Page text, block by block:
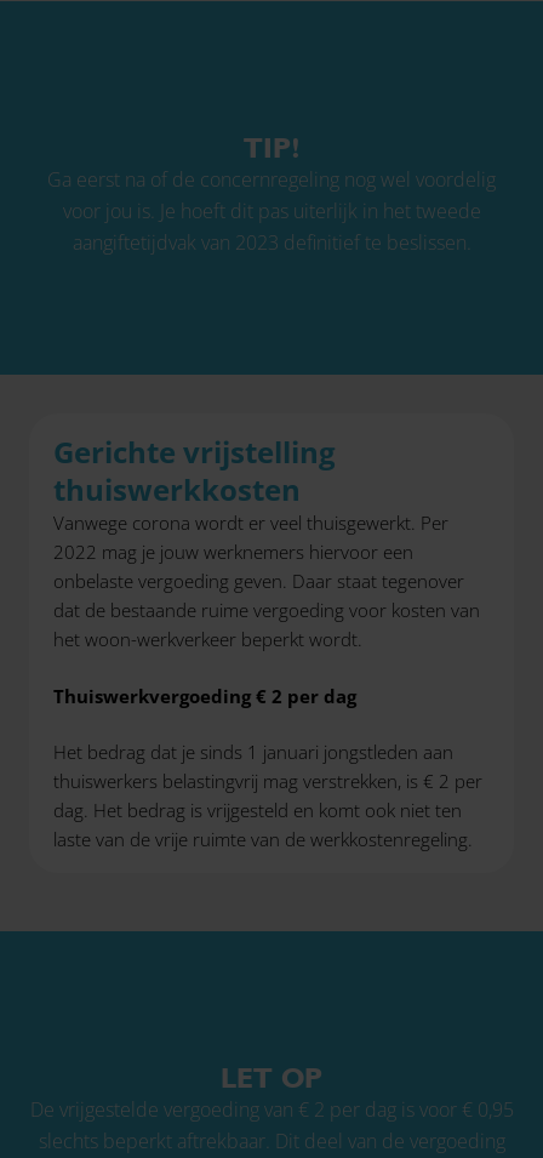
TIP!
Ga eerst na of de concernregeling nog wel voordelig
voor jou is. Je hoeft dit pas uiterlijk in het tweede
aangiftetijdvak van 2023 definitief te beslissen.
Gerichte vrijstelling
thuiswerkkosten
Vanwege corona wordt er veel thuisgewerkt. Per
2022 mag je jouw werknemers hiervoor een
onbelaste vergoeding geven. Daar staat tegenover
dat de bestaande ruime vergoeding voor kosten van
het woon-werkverkeer beperkt wordt.
Thuiswerkvergoeding € 2 per dag
Het bedrag dat je sinds 1 januari jongstleden aan
thuiswerkers belastingvrij mag verstrekken, is € 2 per
dag. Het bedrag is vrijgesteld en komt ook niet ten
laste van de vrije ruimte van de werkkostenregeling.
LET OP
De vrijgestelde vergoeding van € 2 per dag is voor € 0,95
slechts beperkt aftrekbaar. Dit deel van de vergoeding